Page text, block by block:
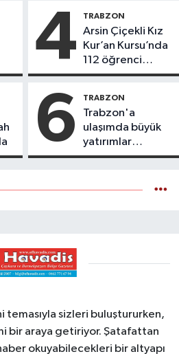
4 TRABZON
Arsin Çiçekli Kız
Kur’an Kursu’nda
112 öğrenci
icazet aldı
6 TRABZON
Trabzon'a
ulaşımda büyük
yatırımlar
yapılıyor
temasıyla sizleri buluştururken,
bir araya getiriyor. Şatafattan
okuyabilecekleri bir altyapı